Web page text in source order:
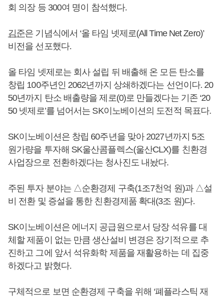
회 의장 등 300여 명이 참석했다.
김준은 기념식에서 ‘올 타임 넷제로(All Time Net Zero)’
비전을 선포했다.
올 타임 넷제로는 회사 설립 뒤 배출해 온 모든 탄소를
창립 100주년인 2062년까지 상쇄하겠다는 선언이다. 20
50년까지 탄소 배출량을 제로(0)로 만들겠다는 기존 ‘20
50 넷제로’를 넘어서는 SK이노베이션의 도전적 목표다.
SK이노베이션은 창립 60주년을 맞아 2027년까지 5조
원가량을 투자해 SK울산콤플렉스(울산CLX)를 친환경
사업장으로 전환하겠다는 청사진도 내놨다.
주된 투자 분야는 △순환경제 구축(1조7천억 원)과 △설
비 전환 및 증설을 통한 친환경제품 확대(3조 원)다.
SK이노베이션은 에너지 공급원으로서 당장 석유를 대
체할 제품이 없는 만큼 생산설비 변경은 장기적으로 추
진하고 그에 앞서 석유화학 제품을 재활용하는 데 집중
하겠다고 밝혔다.
구체적으로 보면 순환경제 구축을 위해 ‘폐플라스틱 재